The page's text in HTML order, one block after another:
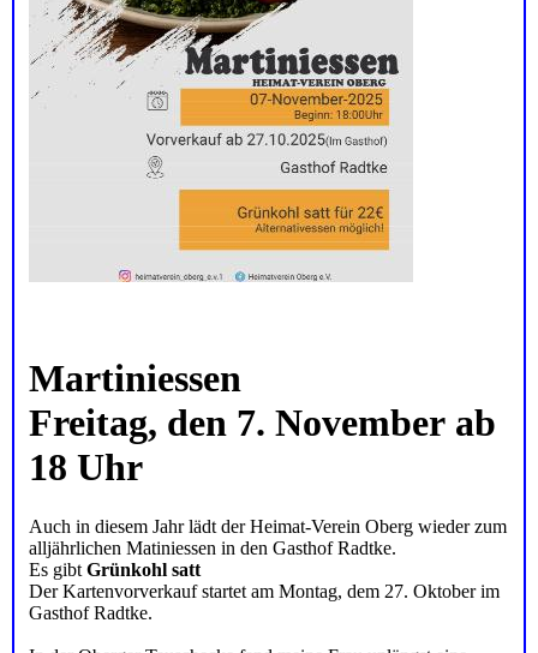
Martiniessen
Freitag, den 7. November ab
18 Uhr
Auch in diesem Jahr lädt der Heimat-Verein Oberg wieder zum
alljährlichen Matiniessen in den Gasthof Radtke.
Es gibt Grünkohl satt
Der Kartenvorverkauf startet am Montag, dem 27. Oktober im
Gasthof Radtke.